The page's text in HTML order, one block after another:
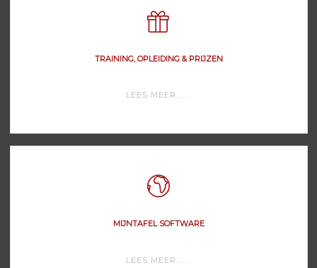
TRAINING, OPLEIDING & PRIJZEN
LEES MEER.......
MIJNTAFEL SOFTWARE
LEES MEER.......